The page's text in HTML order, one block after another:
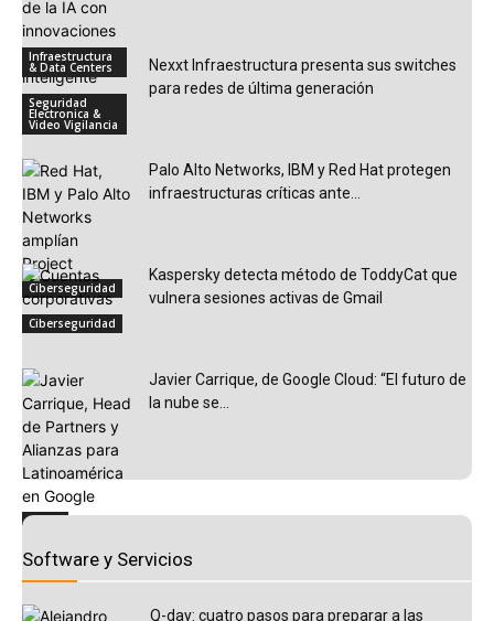
Seguridad
Electronica &
Video Vigilancia
Infraestructura
& Data Centers
Nexxt Infraestructura presenta sus switches
para redes de última generación
Ciberseguridad
Palo Alto Networks, IBM y Red Hat protegen
infraestructuras críticas ante...
Ciberseguridad
Kaspersky detecta método de ToddyCat que
vulnera sesiones activas de Gmail
Cloud
Javier Carrique, de Google Cloud: “El futuro de
la nube se...
Software y Servicios
Q-day: cuatro pasos para preparar a las